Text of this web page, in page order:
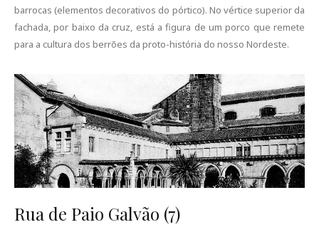
barrocas (elementos decorativos do pórtico). No vértice superior da
fachada, por baixo da cruz, está a figura de um porco que remete
para a cultura dos berrões da proto-história do nosso Nordeste.
Rua de Paio Galvão (7)